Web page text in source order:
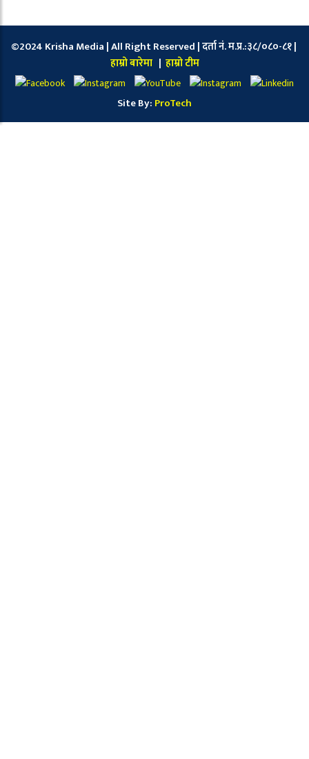
©2024 Krisha Media | All Right Reserved | दर्ता नं. म.प्र.:३८/०८०-८१ |
हाम्रो बारेमा | हाम्रो टीम
Site By: ProTech